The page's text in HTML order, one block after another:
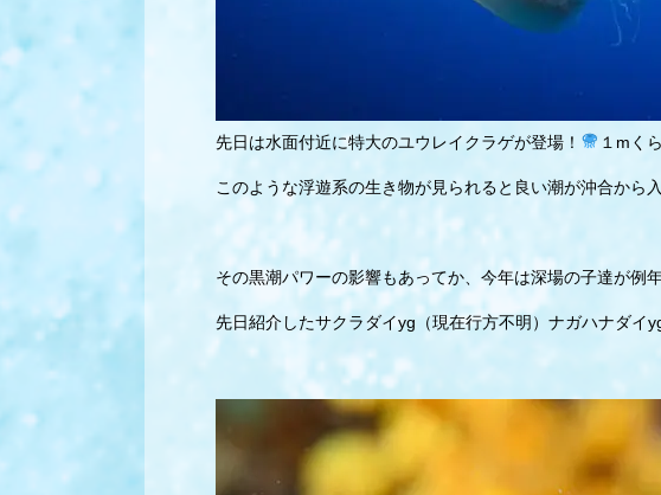
先日は水面付近に特大のユウレイクラゲが登場！ １mく
このような浮遊系の生き物が見られると良い潮が沖合から
その黒潮パワーの影響もあってか、今年は深場の子達が例
先日紹介したサクラダイyg（現在行方不明）ナガハナダ